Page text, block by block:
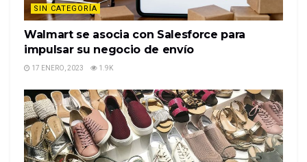
SIN CATEGORÍA
Walmart se asocia con Salesforce para
impulsar su negocio de envío
17 ENERO, 2023 1.9K